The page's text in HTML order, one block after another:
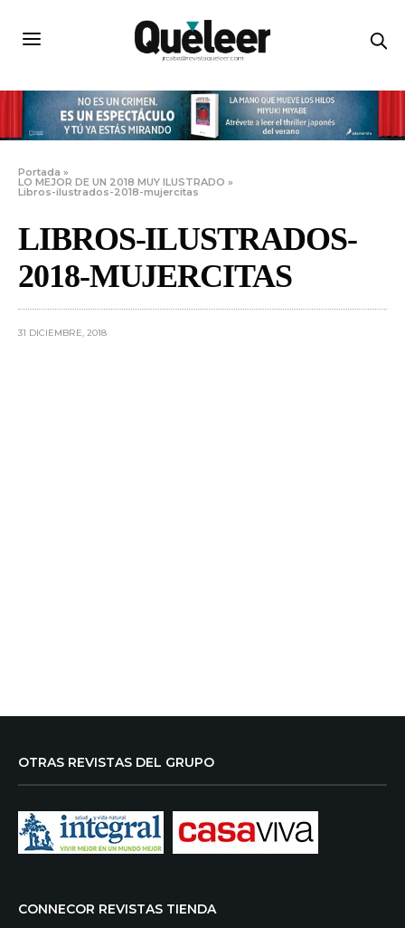
Portada »
LO MEJOR DE UN 2018 MUY ILUSTRADO »
Libros-ilustrados-2018-mujercitas
LIBROS-ILUSTRADOS-
2018-MUJERCITAS
31 DICIEMBRE, 2018
OTRAS REVISTAS DEL GRUPO
CONNECOR REVISTAS TIENDA